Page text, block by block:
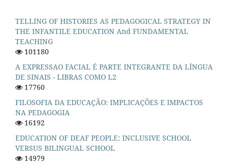
TELLING OF HISTORIES AS PEDAGOGICAL STRATEGY IN
THE INFANTILE EDUCATION And FUNDAMENTAL
TEACHING
101180
A EXPRESSAO FACIAL É PARTE INTEGRANTE DA LÍNGUA
DE SINAIS - LIBRAS COMO L2
17760
FILOSOFIA DA EDUCAÇÃO: IMPLICAÇÕES E IMPACTOS
NA PEDAGOGIA
16192
EDUCATION OF DEAF PEOPLE: INCLUSIVE SCHOOL
VERSUS BILINGUAL SCHOOL
14979